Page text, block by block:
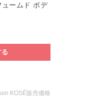
ュームド ボデ
KOSÉ販売価格